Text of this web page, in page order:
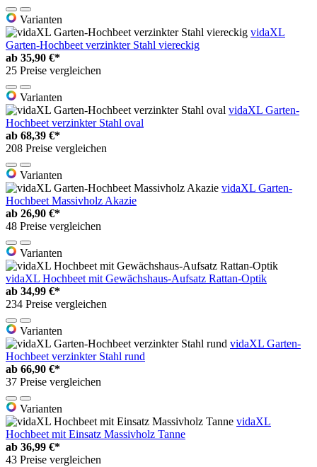
Varianten
vidaXL
Garten-Hochbeet verzinkter Stahl viereckig
ab 35,90 €*
25 Preise vergleichen
Varianten
vidaXL Garten-
Hochbeet verzinkter Stahl oval
ab 68,39 €*
208 Preise vergleichen
Varianten
vidaXL Garten-
Hochbeet Massivholz Akazie
ab 26,90 €*
48 Preise vergleichen
Varianten
vidaXL Hochbeet mit Gewächshaus-Aufsatz Rattan-Optik
ab 34,99 €*
234 Preise vergleichen
Varianten
vidaXL Garten-
Hochbeet verzinkter Stahl rund
ab 66,90 €*
37 Preise vergleichen
Varianten
vidaXL
Hochbeet mit Einsatz Massivholz Tanne
ab 36,99 €*
43 Preise vergleichen